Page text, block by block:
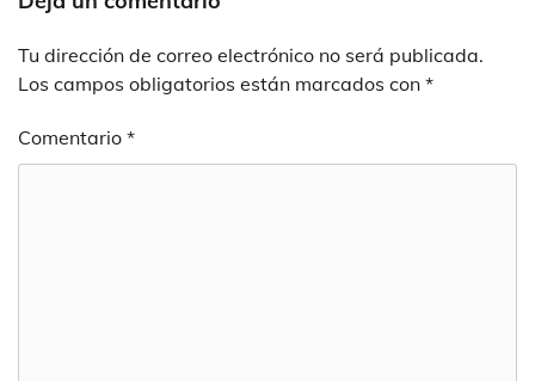
Tu dirección de correo electrónico no será publicada.
Los campos obligatorios están marcados con *
Comentario *